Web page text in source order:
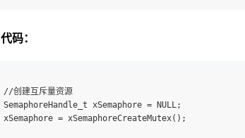
代码：
//创建互斥量资源
SemaphoreHandle_t xSemaphore = NULL;
xSemaphore = xSemaphoreCreateMutex();